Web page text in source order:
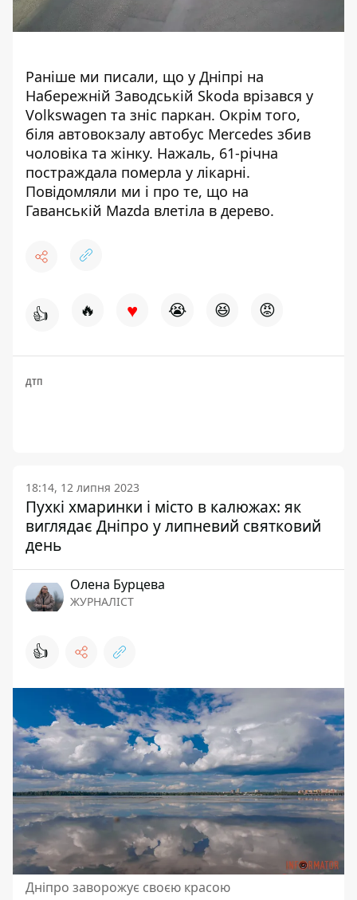
Раніше ми писали, що у Дніпрі на
Набережній Заводській Skoda врізався у
Volkswagen та зніс паркан. Окрім того,
біля автовокзалу автобус Mercedes збив
чоловіка та жінку. Нажаль, 61-річна
постраждала померла у лікарні.
Повідомляли ми і про те, що на
Гаванській Mazda влетіла в дерево.
👍 🔥 ♥ 😭 😆 😡
ДТП
18:14, 12 липня 2023
Пухкі хмаринки і місто в калюжах: як
виглядає Дніпро у липневий святковий
день
Олена Бурцева
ЖУРНАЛІСТ
👍
Дніпро заворожує своєю красою